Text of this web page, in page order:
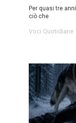
Per quasi tre
ciò che
Voci Quotidiane